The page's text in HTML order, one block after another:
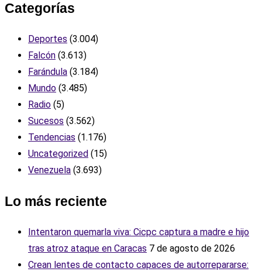
Categorías
Deportes (3.004)
Falcón (3.613)
Farándula (3.184)
Mundo (3.485)
Radio (5)
Sucesos (3.562)
Tendencias (1.176)
Uncategorized (15)
Venezuela (3.693)
Lo más reciente
Intentaron quemarla viva: Cicpc captura a madre e hijo
tras atroz ataque en Caracas 7 de agosto de 2026
Crean lentes de contacto capaces de autorrepararse: